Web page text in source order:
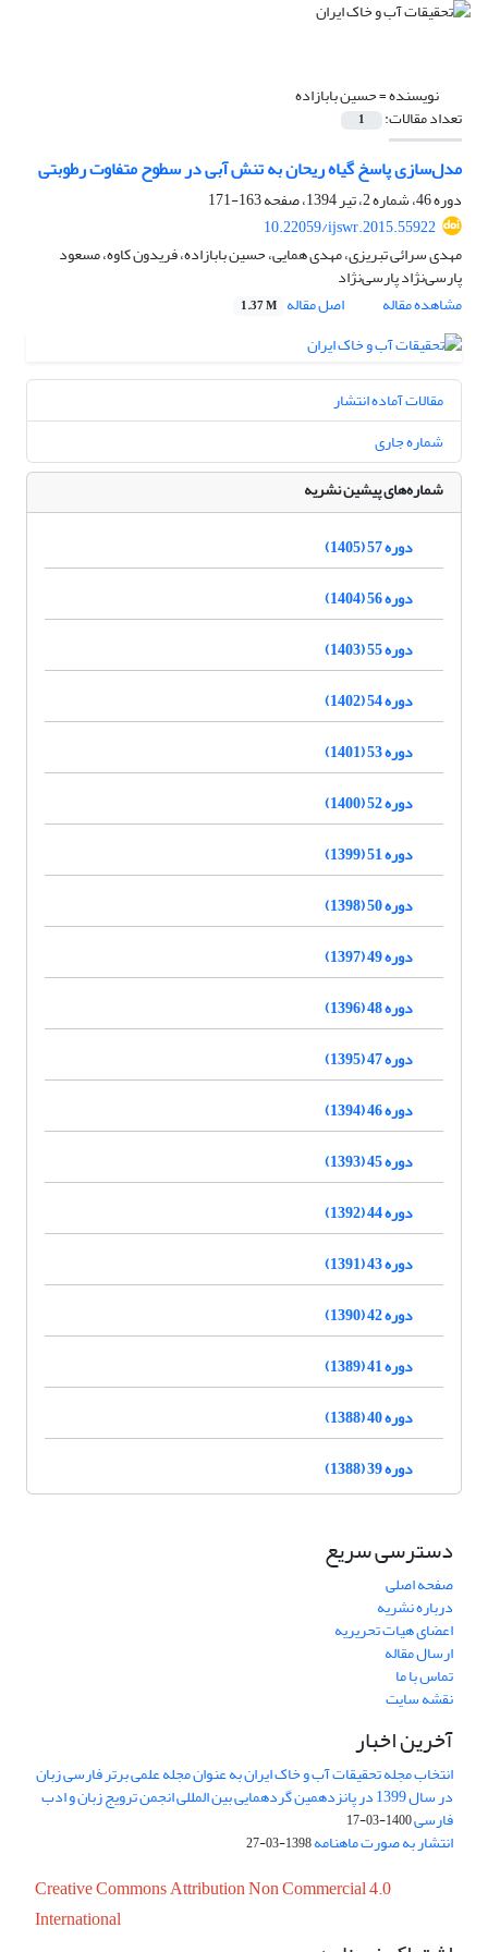
نویسنده =حسین بابازاده
تعداد مقالات: 1
مدل‌سازی پاسخ گیاه ریحان به تنش آبی در سطوح متفاوت رطوبتی
دوره 46، شماره 2، تیر 1394، صفحه
163-171
10.22059/ijswr.2015.55922
مهدی سرائی تبریزی، مهدی همایی، حسین بابازاده، فریدون کاوه، مسعود
پارسی‌نژاد پارسی‌نژاد
مشاهده مقاله
اصل مقاله 1.37 M
مقالات آماده انتشار
شماره جاری
شماره‌های پیشین نشریه
دوره 57 (1405)
دوره 56 (1404)
دوره 55 (1403)
دوره 54 (1402)
دوره 53 (1401)
دوره 52 (1400)
دوره 51 (1399)
دوره 50 (1398)
دوره 49 (1397)
دوره 48 (1396)
دوره 47 (1395)
دوره 46 (1394)
دوره 45 (1393)
دوره 44 (1392)
دوره 43 (1391)
دوره 42 (1390)
دوره 41 (1389)
دوره 40 (1388)
دوره 39 (1388)
دسترسی سریع
صفحه اصلی
درباره نشریه
اعضای هیات تحریریه
ارسال مقاله
تماس با ما
نقشه سایت
آخرین اخبار
انتخاب مجله تحقیقات آب و خاک ایران به عنوان مجله علمی برتر فارسی زبان
در سال 1399 در پانزدهمین گردهمایی بین المللی انجمن ترویج زبان و ادب
فارسی1400-03-17
انتشار به صورت ماهنامه1398-03-27
Creative Commons Attribution Non Commercial 4.0
International